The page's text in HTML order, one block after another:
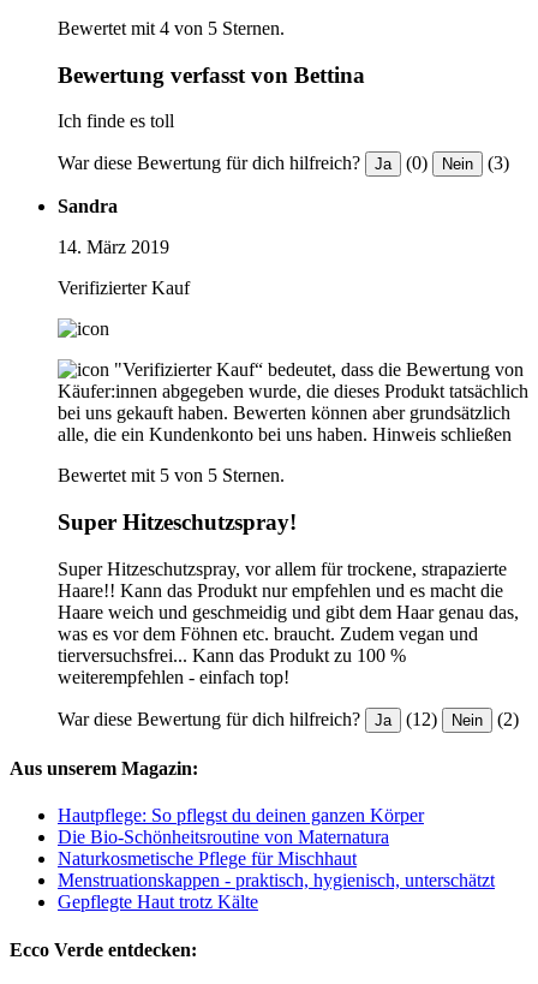
Bewertet mit 4 von 5 Sternen.
Bewertung verfasst von Bettina
Ich finde es toll
War diese Bewertung für dich hilfreich? Ja (0) Nein (3)
Sandra
14. März 2019
Verifizierter Kauf
"Verifizierter Kauf“ bedeutet, dass die Bewertung von
Käufer:innen abgegeben wurde, die dieses Produkt tatsächlich
bei uns gekauft haben. Bewerten können aber grundsätzlich
alle, die ein Kundenkonto bei uns haben. Hinweis schließen
Bewertet mit 5 von 5 Sternen.
Super Hitzeschutzspray!
Super Hitzeschutzspray, vor allem für trockene, strapazierte
Haare!! Kann das Produkt nur empfehlen und es macht die
Haare weich und geschmeidig und gibt dem Haar genau das,
was es vor dem Föhnen etc. braucht. Zudem vegan und
tierversuchsfrei... Kann das Produkt zu 100 %
weiterempfehlen - einfach top!
War diese Bewertung für dich hilfreich? Ja (12) Nein (2)
Aus unserem Magazin:
Hautpflege: So pflegst du deinen ganzen Körper
Die Bio-Schönheitsroutine von Maternatura
Naturkosmetische Pflege für Mischhaut
Menstruationskappen - praktisch, hygienisch, unterschätzt
Gepflegte Haut trotz Kälte
Ecco Verde entdecken: